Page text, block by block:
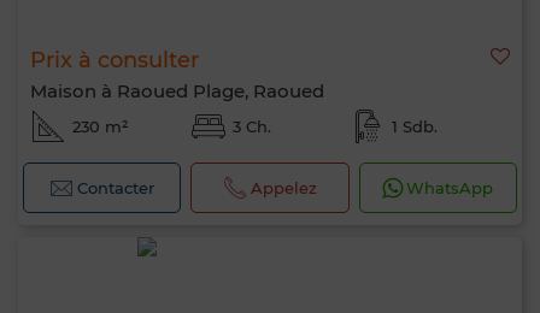
Prix à consulter
Maison à Raoued Plage, Raoued
230 m² 3 Ch. 1 Sdb.
Contacter Appelez WhatsApp